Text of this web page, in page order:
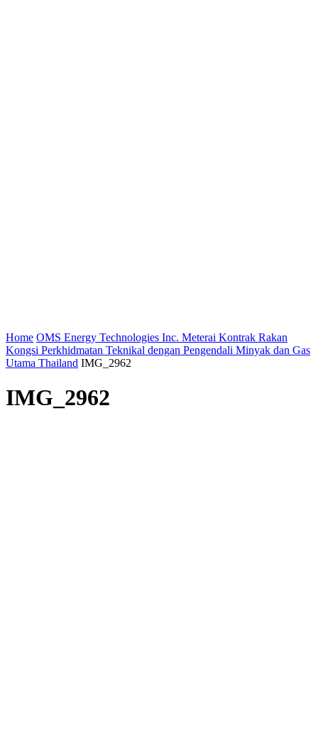
Home OMS Energy Technologies Inc. Meterai Kontrak Rakan
Kongsi Perkhidmatan Teknikal dengan Pengendali Minyak dan Gas
Utama Thailand IMG_2962
IMG_2962